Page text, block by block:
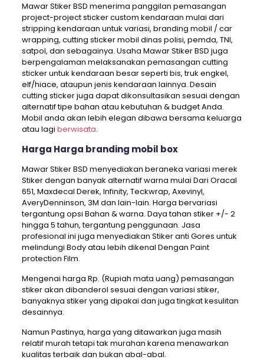
Mawar Stiker BSD menerima panggilan pemasangan
project-project sticker custom kendaraan mulai dari
stripping kendaraan untuk variasi, branding mobil / car
wrapping, cutting sticker mobil dinas polisi, pemda, TNI,
satpol, dan sebagainya. Usaha Mawar Stiker BSD juga
berpengalaman melaksanakan pemasangan cutting
sticker untuk kendaraan besar seperti bis, truk engkel,
elf/hiace, ataupun jenis kendaraan lainnya. Desain
cutting sticker juga dapat dikonsultasikan sesuai dengan
alternatif tipe bahan atau kebutuhan & budget Anda.
Mobil anda akan lebih elegan dibawa bersama keluarga
atau lagi berwisata.
Harga Harga branding mobil box
Mawar Stiker BSD menyediakan beraneka variasi merek
Stiker dengan banyak alternatif warna mulai Dari Oracal
651, Maxdecal Derek, Infinity, Teckwrap, Axevinyl,
AveryDenninson, 3M dan lain-lain. Harga bervariasi
tergantung opsi Bahan & warna. Daya tahan stiker +/- 2
hingga 5 tahun, tergantung penggunaan. Jasa
profesional ini juga menyediakan Stiker anti Gores untuk
melindungi Body atau lebih dikenal Dengan Paint
protection Film.
Mengenai harga Rp. (Rupiah mata uang) pemasangan
stiker akan dibanderol sesuai dengan variasi stiker,
banyaknya stiker yang dipakai dan juga tingkat kesulitan
desainnya.
Namun Pastinya, harga yang ditawarkan juga masih
relatif murah tetapi tak murahan karena menawarkan
kualitas terbaik dan bukan abal-abal.